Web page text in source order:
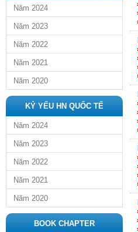
Năm 2024
Năm 2023
Năm 2022
Năm 2021
Năm 2020
KỶ YẾU HN QUỐC TẾ
Năm 2024
Năm 2023
Năm 2022
Năm 2021
Năm 2020
BOOK CHAPTER